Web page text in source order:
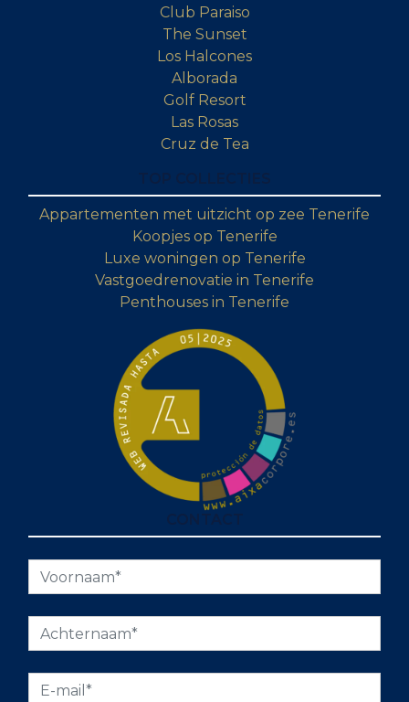
Club Paraiso
The Sunset
Los Halcones
Alborada
Golf Resort
Las Rosas
Cruz de Tea
Appartementen met uitzicht op zee Tenerife
Koopjes op Tenerife
Luxe woningen op Tenerife
Vastgoedrenovatie in Tenerife
Penthouses in Tenerife